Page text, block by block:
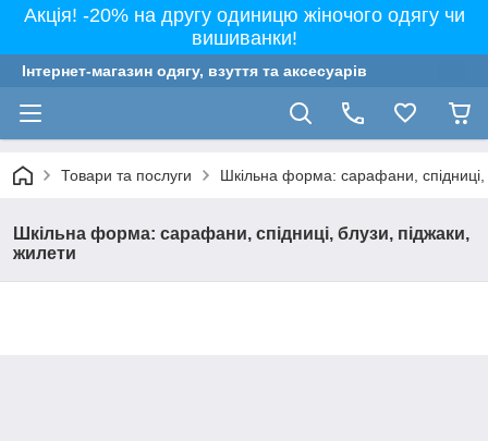
Акція! -20% на другу одиницю жіночого одягу чи
вишиванки!
Інтернет-магазин одягу, взуття та аксесуарів
Товари та послуги Шкільна форма: сарафани, спідниці,
Шкільна форма: сарафани, спідниці, блузи, піджаки,
жилети